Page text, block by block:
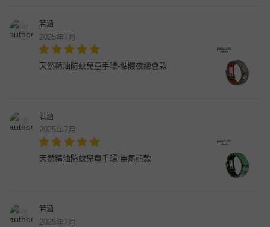
若涵
2025年7月
天然精油防蚊兒童手環-骷髏夜總會款
若涵
2025年7月
天然精油防蚊兒童手環-無尾熊款
若涵
2025年7月